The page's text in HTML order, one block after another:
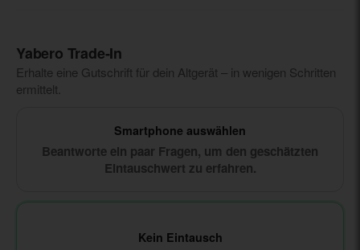
Yabero Trade‑In
Erhalte eine Gutschrift für dein Altgerät – in wenigen Schritten
ermittelt.
Smartphone auswählen
Beantworte ein paar Fragen, um den geschätzten
Eintauschwert zu erfahren.
Kein Eintausch